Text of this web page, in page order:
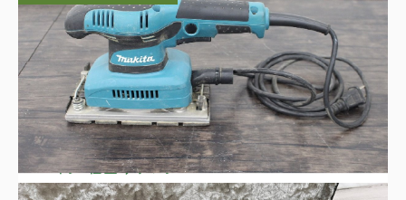
マキタ 仕上げサンダ BO3710